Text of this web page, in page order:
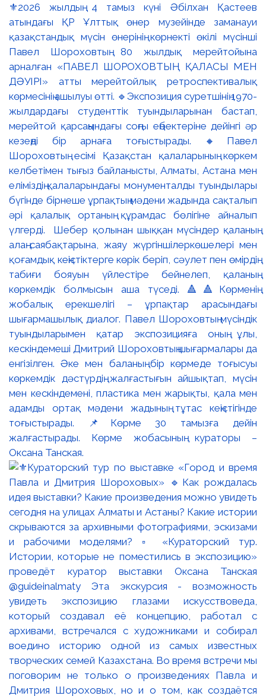
⚜️2026 жылдың 4 тамыз күні Әбілхан Қастеев
атындағы ҚР Ұлттық өнер музейінде заманауи
қазақстандық мүсін өнерінің көрнекті өкілі мүсінші
Павел Шороховтың 80 жылдық мерейтойына
арналған «ПАВЕЛ ШОРОХОВТЫҢ ҚАЛАСЫ МЕН
ДӘУІРІ» атты мерейтойлық ретроспективалық
көрмесінің ашылуы өтті. 🔹Экспозиция суретшінің 1970-
жылдардағы студенттік туындыларынан бастап,
мерейтой қарсаңындағы соңғы еңбектеріне дейінгі әр
кезеңді бір арнаға тоғыстырады. 🔸Павел
Шороховтың есімі Қазақстан қалаларының көркем
келбетімен тығыз байланысты, Алматы, Астана мен
еліміздің қалаларындағы монументалды туындылары
бүгінде бірнеше ұрпақтың мәдени жадында сақталып
әрі қалалық ортаның құрамдас бөлігіне айналып
үлгерді. Шебер қолынан шыққан мүсіндер қаланың
алаң-саябақтарына, жаяу жүргіншілеркөшелері мен
қоғамдық кеңістіктерге көрік беріп, сәулет пен өмірдің
табиғи бояуын үйлестіре бейнелеп, қаланың
көркемдік болмысын аша түседі. 🔺🔺Көрменің
жобалық ерекшелігі – ұрпақтар арасындағы
шығармашылық диалог. Павел Шороховтың мүсіндік
туындыларымен қатар экспозицияға оның ұлы,
кескіндемеші Дмитрий Шороховтың шығармалары да
енгізілген. Әке мен баланың бір көрмеде тоғысуы
көркемдік дәстүрдің жалғастығын айшықтап, мүсін
мен кескіндемені, пластика мен жарықты, қала мен
адамды ортақ мәдени жадының тұтас кеңістігінде
тоғыстырады. 📌Көрме 30 тамызға дейін
жалғастырады. Көрме жобасының кураторы –
Оксана Танская.